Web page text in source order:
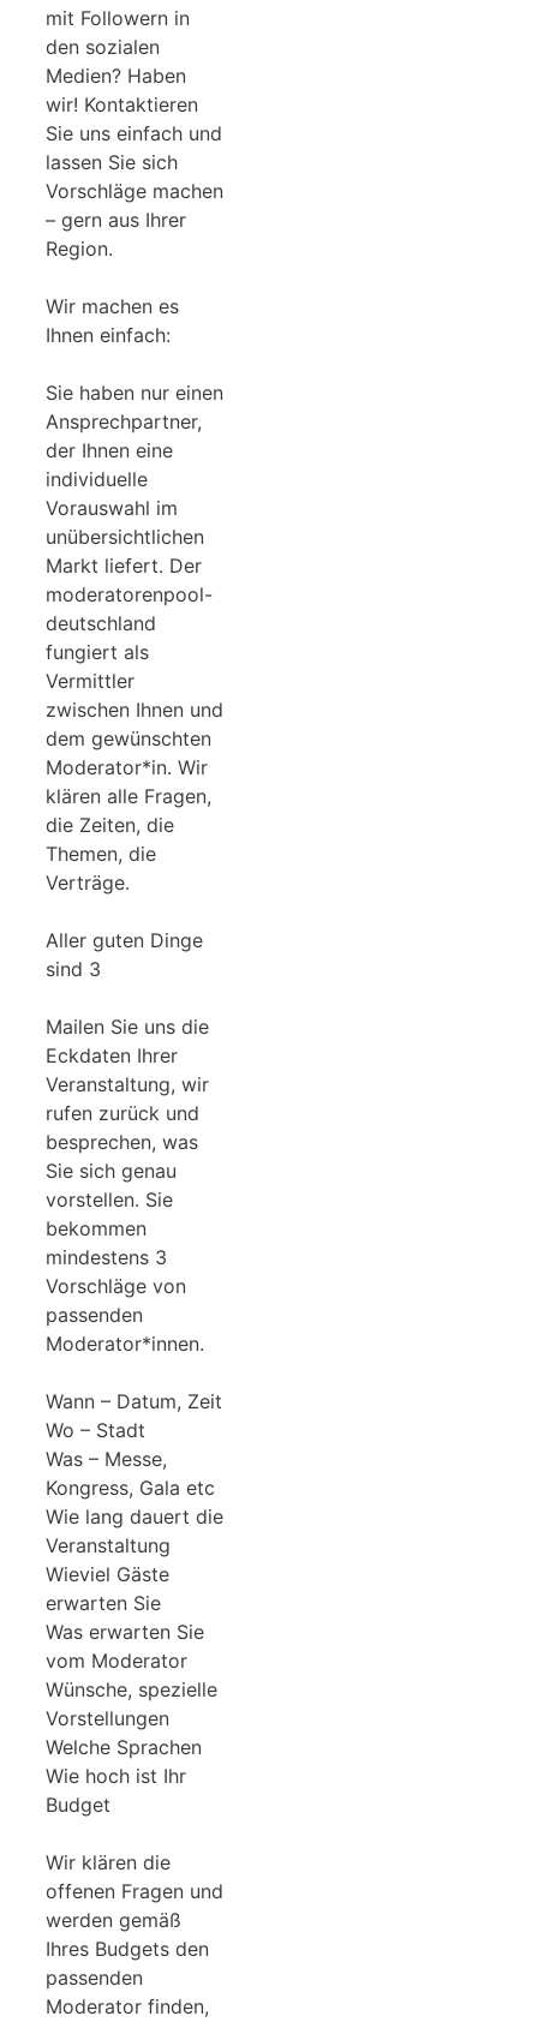
mit Followern in
den sozialen
Medien? Haben
wir! Kontaktieren
Sie uns einfach und
lassen Sie sich
Vorschläge machen
– gern aus Ihrer
Region.
Wir machen es
Ihnen einfach:
Sie haben nur einen
Ansprechpartner,
der Ihnen eine
individuelle
Vorauswahl im
unübersichtlichen
Markt liefert. Der
moderatorenpool-
deutschland
fungiert als
Vermittler
zwischen Ihnen und
dem gewünschten
Moderator*in. Wir
klären alle Fragen,
die Zeiten, die
Themen, die
Verträge.
Aller guten Dinge
sind 3
Mailen Sie uns die
Eckdaten Ihrer
Veranstaltung, wir
rufen zurück und
besprechen, was
Sie sich genau
vorstellen. Sie
bekommen
mindestens 3
Vorschläge von
passenden
Moderator*innen.
Wann – Datum, Zeit
Wo – Stadt
Was – Messe,
Kongress, Gala etc
Wie lang dauert die
Veranstaltung
Wieviel Gäste
erwarten Sie
Was erwarten Sie
vom Moderator
Wünsche, spezielle
Vorstellungen
Welche Sprachen
Wie hoch ist Ihr
Budget
Wir klären die
offenen Fragen und
werden gemäß
Ihres Budgets den
passenden
Moderator finden,